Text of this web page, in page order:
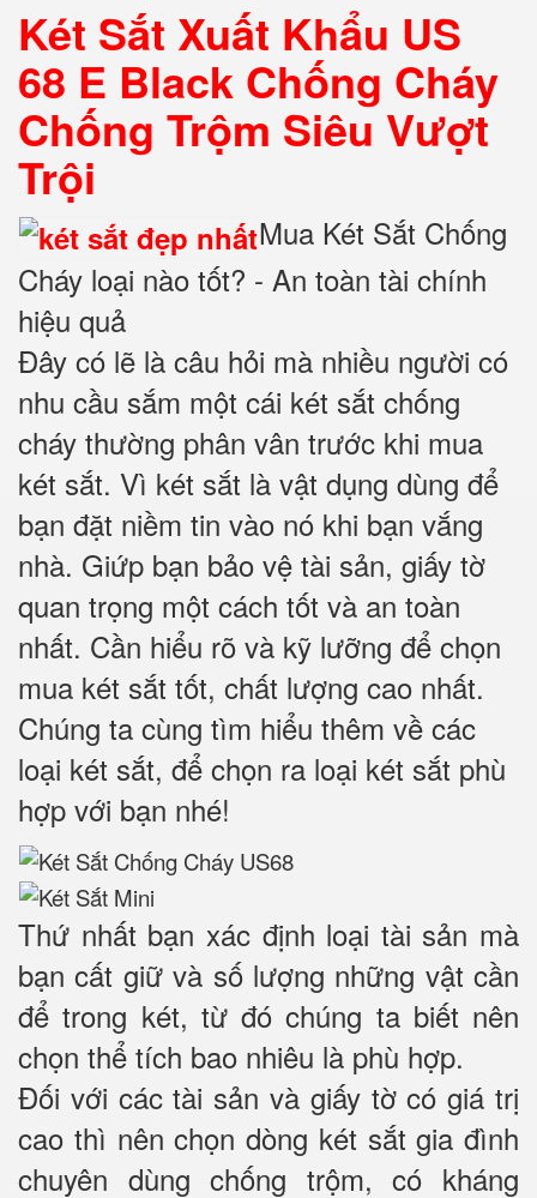
Két Sắt Xuất Khẩu US
68 E Black Chống Cháy
Chống Trộm Siêu Vượt
Trội
Mua Két Sắt Chống
Cháy loại nào tốt? - An toàn tài chính
hiệu quả
Đây có lẽ là câu hỏi mà nhiều người có
nhu cầu sắm một cái két sắt chống
cháy thường phân vân trước khi mua
két sắt. Vì két sắt là vật dụng dùng để
bạn đặt niềm tin vào nó khi bạn vắng
nhà. Giứp bạn bảo vệ tài sản, giấy tờ
quan trọng một cách tốt và an toàn
nhất. Cần hiểu rõ và kỹ lưỡng để chọn
mua két sắt tốt, chất lượng cao nhất.
Chúng ta cùng tìm hiểu thêm về các
loại két sắt, để chọn ra loại két sắt phù
hợp với bạn nhé!
Thứ nhất bạn xác định loại tài sản mà
bạn cất giữ và số lượng những vật cần
để trong két, từ đó chúng ta biết nên
chọn thể tích bao nhiêu là phù hợp.
Đối với các tài sản và giấy tờ có giá trị
cao thì nên chọn dòng két sắt gia đình
chuyên dùng chống trộm, có kháng